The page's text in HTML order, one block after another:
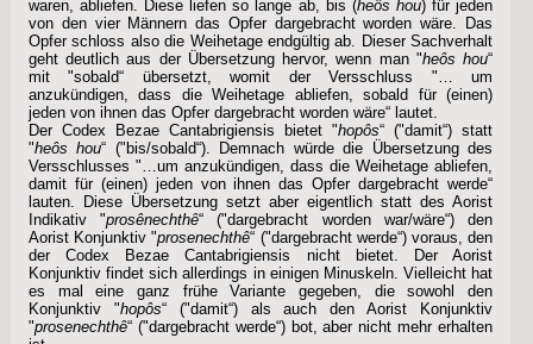
waren, abliefen. Diese liefen so lange ab, bis (heôs hou) für jeden
von den vier Männern das Opfer dargebracht worden wäre. Das
Opfer schloss also die Weihetage endgültig ab. Dieser Sachverhalt
geht deutlich aus der Übersetzung hervor, wenn man "heôs hou“
mit "sobald“ übersetzt, womit der Versschluss "… um
anzukündigen, dass die Weihetage abliefen, sobald für (einen)
jeden von ihnen das Opfer dargebracht worden wäre“ lautet.
Der Codex Bezae Cantabrigiensis bietet "hopôs“ ("damit“) statt
"heôs hou“ ("bis/sobald“). Demnach würde die Übersetzung des
Versschlusses "…um anzukündigen, dass die Weihetage abliefen,
damit für (einen) jeden von ihnen das Opfer dargebracht werde“
lauten. Diese Übersetzung setzt aber eigentlich statt des Aorist
Indikativ "prosênechthê“ ("dargebracht worden war/wäre“) den
Aorist Konjunktiv "prosenechthê“ ("dargebracht werde“) voraus, den
der Codex Bezae Cantabrigiensis nicht bietet. Der Aorist
Konjunktiv findet sich allerdings in einigen Minuskeln. Vielleicht hat
es mal eine ganz frühe Variante gegeben, die sowohl den
Konjunktiv "hopôs“ ("damit“) als auch den Aorist Konjunktiv
"prosenechthê“ ("dargebracht werde“) bot, aber nicht mehr erhalten